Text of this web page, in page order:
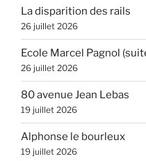
La disparition des rails
26 juillet 2026
Ecole Marcel Pagnol
26 juillet 2026
80 avenue Jean Lebas
19 juillet 2026
Alphonse le bourleux
19 juillet 2026